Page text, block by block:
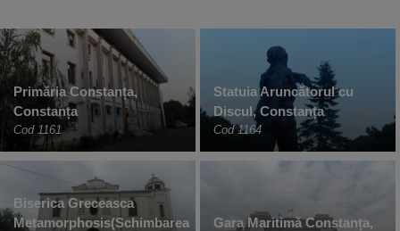
Primăria Constanța,
Constanța
Cod 1161
Statuia Aruncătorul cu
Discul, Constanța
Cod 1164
Biserica Greceasca
Metamorphosis(Schimbarea
Gara Maritimă Constanța,